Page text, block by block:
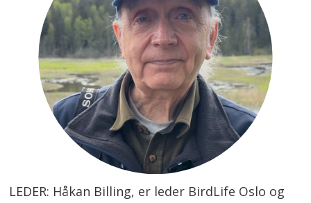
LEDER: Håkan Billing, er leder BirdLife Oslo og